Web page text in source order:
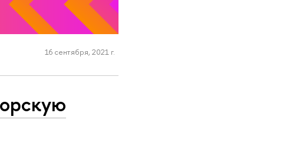
16 сентября, 2021 г.